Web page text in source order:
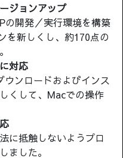
ジョンアップ
開発／実行環境を構築
を新しくし、約170点の
対応
ンロードおよびインス
くして、Macでの操作
に抵触しないようプロ
ました。